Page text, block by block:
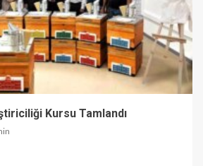
Kursu Tamlandı